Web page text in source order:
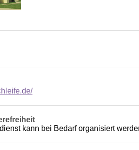
kann bei Bedarf organisiert